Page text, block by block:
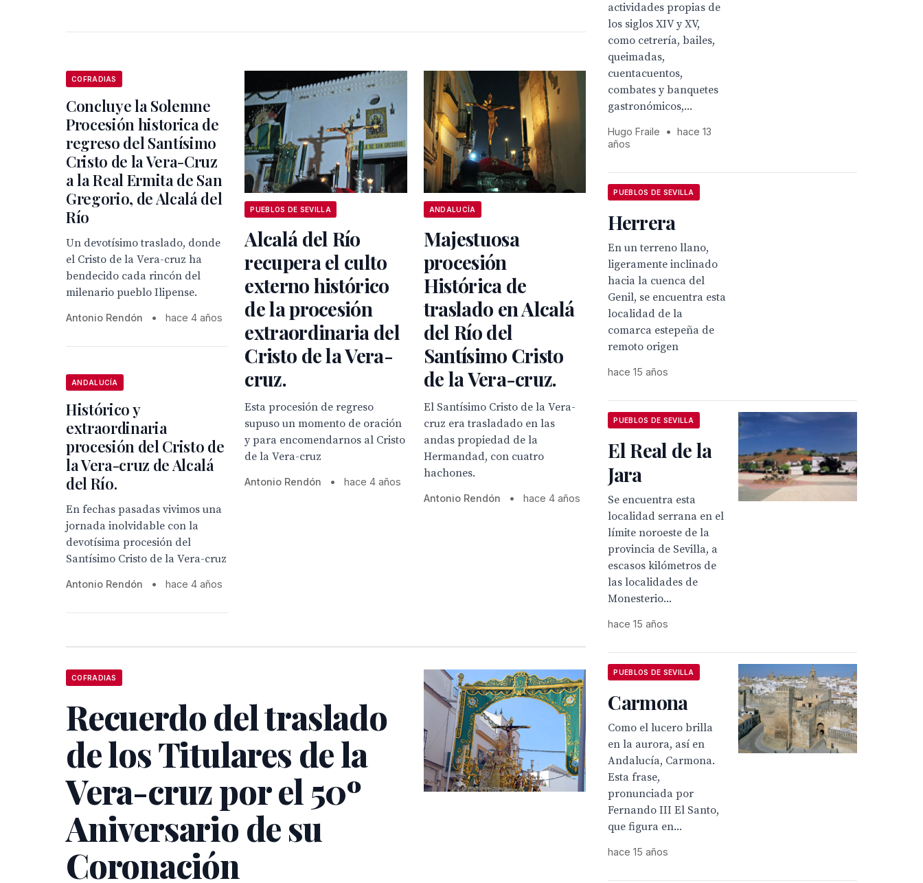
COFRADIAS
Concluye la Solemne
Procesión historica de
regreso del Santísimo
Cristo de la Vera-Cruz
a la Real Ermita de San
Gregorio, de Alcalá del
Río
Un devotísimo traslado, donde
el Cristo de la Vera-cruz ha
bendecido cada rincón del
milenario pueblo Ilipense.
Antonio Rendón • hace 4 años
PUEBLOS DE SEVILLA
Alcalá del Río
recupera el culto
externo histórico
de la procesión
extraordinaria del
Cristo de la Vera-
cruz.
Esta procesión de regreso
supuso un momento de oración
y para encomendarnos al Cristo
de la Vera-cruz
Antonio Rendón • hace 4 años
ANDALUCÍA
Majestuosa
procesión
Histórica de
traslado en Alcalá
del Río del
Santísimo Cristo
de la Vera-cruz.
El Santísimo Cristo de la Vera-
cruz era trasladado en las
andas propiedad de la
Hermandad, con cuatro
hachones.
Antonio Rendón • hace 4 años
ANDALUCÍA
Histórico y
extraordinaria
procesión del Cristo de
la Vera-cruz de Alcalá
del Río.
En fechas pasadas vivimos una
jornada inolvidable con la
devotísima procesión del
Santísimo Cristo de la Vera-cruz
Antonio Rendón • hace 4 años
COFRADIAS
Recuerdo del traslado
de los Titulares de la
Vera-cruz por el 50º
Aniversario de su
Coronación
actividades propias de
los siglos XIV y XV,
como cetrería, bailes,
queimadas,
cuentacuentos,
combates y banquetes
gastronómicos,...
Hugo Fraile •
hace 13
años
PUEBLOS DE SEVILLA
Herrera
En un terreno llano,
ligeramente inclinado
hacia la cuenca del
Genil, se encuentra esta
localidad de la
comarca estepeña de
remoto origen
hace 15 años
PUEBLOS DE SEVILLA
El Real de la
Jara
Se encuentra esta
localidad serrana en el
límite noroeste de la
provincia de Sevilla, a
escasos kilómetros de
las localidades de
Monesterio...
hace 15 años
PUEBLOS DE SEVILLA
Carmona
Como el lucero brilla
en la aurora, así en
Andalucía, Carmona.
Esta frase,
pronunciada por
Fernando III El Santo,
que figura en...
hace 15 años